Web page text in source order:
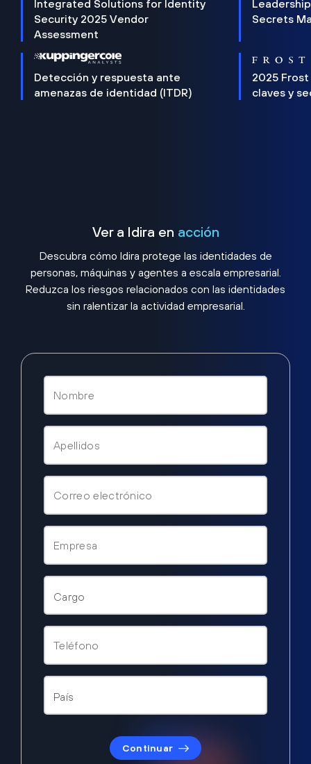
Integrated Solutions for Identity
Security 2025 Vendor
Assessment
Secrets
Detección y respuesta ante
amenazas de identidad (ITDR)
2025 Frost
claves y
Ver a Idira en acción
Descubra cómo Idira protege las identidades de
personas, máquinas y agentes a escala empresarial.
Reduzca los riesgos relacionados con las identidades
sin ralentizar la actividad empresarial.
Continuar